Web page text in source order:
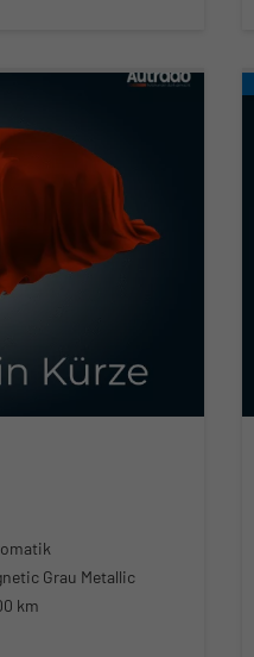
Grau Metallic
km